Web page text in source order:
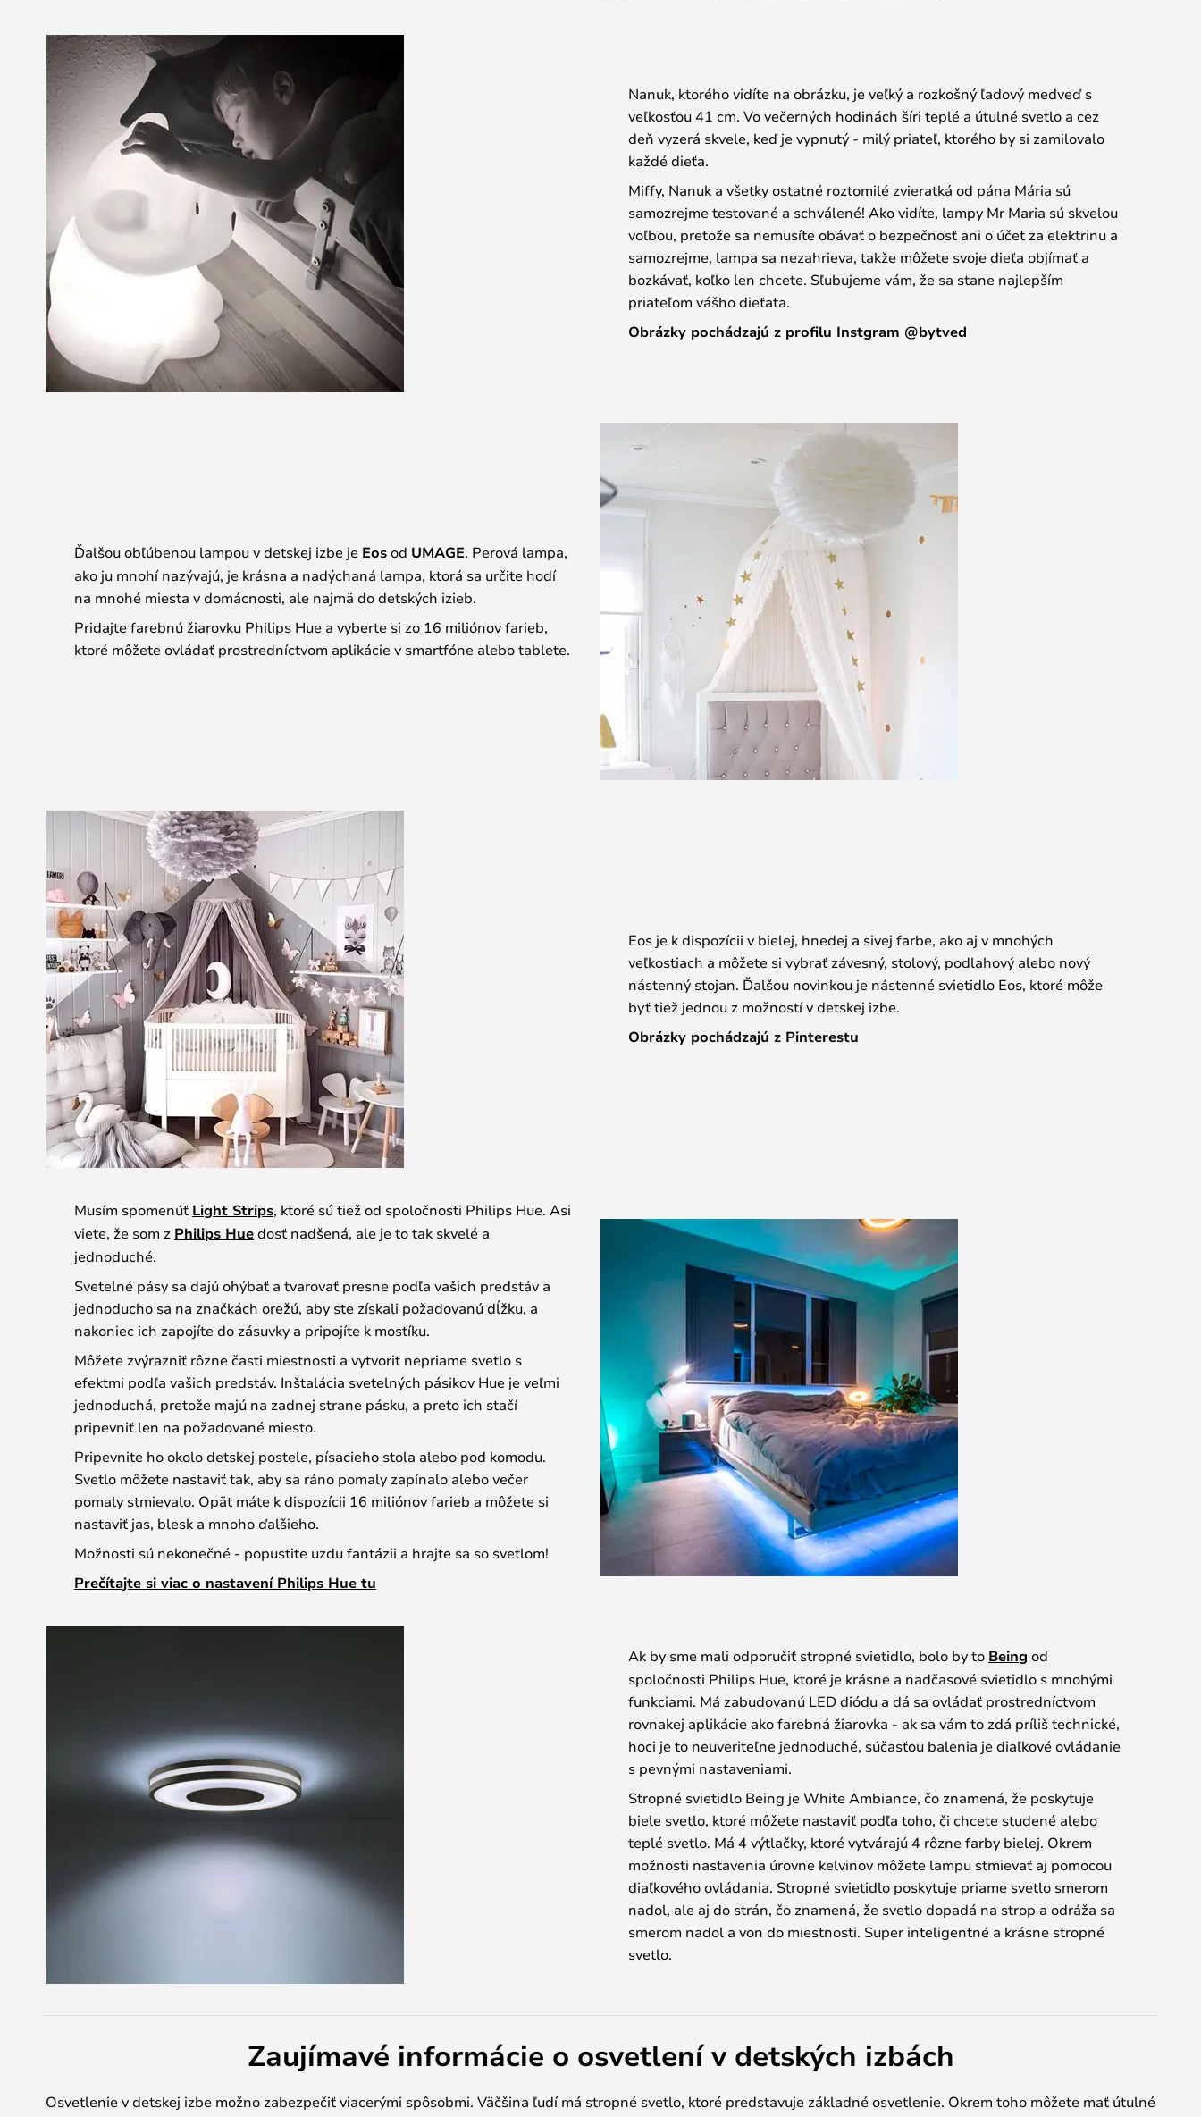
Nanuk, ktorého vidíte na obrázku, je veľký a rozkošný ľadový medveď s
veľkosťou 41 cm. Vo večerných hodinách šíri teplé a útulné svetlo a cez
deň vyzerá skvele, keď je vypnutý - milý priateľ, ktorého by si zamilovalo
každé dieťa.
Miffy, Nanuk a všetky ostatné roztomilé zvieratká od pána Mária sú
samozrejme testované a schválené! Ako vidíte, lampy Mr Maria sú skvelou
voľbou, pretože sa nemusíte obávať o bezpečnosť ani o účet za elektrinu a
samozrejme, lampa sa nezahrieva, takže môžete svoje dieťa objímať a
bozkávať, koľko len chcete. Sľubujeme vám, že sa stane najlepším
priateľom vášho dieťaťa.
Obrázky pochádzajú z profilu Instgram @bytved
Ďalšou obľúbenou lampou v detskej izbe je Eosod UMAGE. Perová lampa,
ako ju mnohí nazývajú, je krásna a nadýchaná lampa, ktorá sa určite hodí
na mnohé miesta v domácnosti, ale najmä do detských izieb.
Pridajte farebnú žiarovku Philips Hue a vyberte si zo 16 miliónov farieb,
ktoré môžete ovládať prostredníctvom aplikácie v smartfóne alebo tablete.
Eos je k dispozícii v bielej, hnedej a sivej farbe, ako aj v mnohých
veľkostiach a môžete si vybrať závesný, stolový, podlahový alebo nový
nástenný stojan. Ďalšou novinkou je nástenné svietidlo Eos, ktoré môže
byť tiež jednou z možností v detskej izbe.
Obrázky pochádzajú z Pinterestu
Musím spomenúť Light Strips, ktoré sú tiež od spoločnosti Philips Hue. Asi
viete, že som z Philips Huedosť nadšená, ale je to tak skvelé a
jednoduché.
Svetelné pásy sa dajú ohýbať a tvarovať presne podľa vašich predstáv a
jednoducho sa na značkách orežú, aby ste získali požadovanú dĺžku, a
nakoniec ich zapojíte do zásuvky a pripojíte k mostíku.
Môžete zvýrazniť rôzne časti miestnosti a vytvoriť nepriame svetlo s
efektmi podľa vašich predstáv. Inštalácia svetelných pásikov Hue je veľmi
jednoduchá, pretože majú na zadnej strane pásku, a preto ich stačí
pripevniť len na požadované miesto.
Pripevnite ho okolo detskej postele, písacieho stola alebo pod komodu.
Svetlo môžete nastaviť tak, aby sa ráno pomaly zapínalo alebo večer
pomaly stmievalo. Opäť máte k dispozícii 16 miliónov farieb a môžete si
nastaviť jas, blesk a mnoho ďalšieho.
Možnosti sú nekonečné - popustite uzdu fantázii a hrajte sa so svetlom!
Prečítajte si viac o nastavení Philips Hue tu
Ak by sme mali odporučiť stropné svietidlo, bolo by to Being od
spoločnosti Philips Hue, ktoré je krásne a nadčasové svietidlo s mnohými
funkciami. Má zabudovanú LED diódu a dá sa ovládať prostredníctvom
rovnakej aplikácie ako farebná žiarovka - ak sa vám to zdá príliš technické,
hoci je to neuveriteľne jednoduché, súčasťou balenia je diaľkové ovládanie
s pevnými nastaveniami.
Stropné svietidlo Being je White Ambiance, čo znamená, že poskytuje
biele svetlo, ktoré môžete nastaviť podľa toho, či chcete studené alebo
teplé svetlo. Má 4 výtlačky, ktoré vytvárajú 4 rôzne farby bielej. Okrem
možnosti nastavenia úrovne kelvinov môžete lampu stmievať aj pomocou
diaľkového ovládania. Stropné svietidlo poskytuje priame svetlo smerom
nadol, ale aj do strán, čo znamená, že svetlo dopadá na strop a odráža sa
smerom nadol a von do miestnosti. Super inteligentné a krásne stropné
svetlo.
Zaujímavé informácie o osvetlení v detských izbách
Osvetlenie v detskej izbe možno zabezpečiť viacerými spôsobmi. Väčšina ľudí má stropné svetlo, ktoré predstavuje základné osvetlenie. Okrem toho môžete mať útulné